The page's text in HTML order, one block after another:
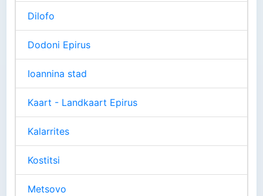
Dilofo
Dodoni Epirus
Ioannina stad
Kaart - Landkaart Epirus
Kalarrites
Kostitsi
Metsovo